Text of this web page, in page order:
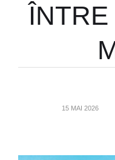
15 MAI 2026